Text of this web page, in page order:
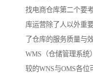
找电商仓库第二个要
库运营除了人以外重
了仓库的服务质量与
WMS（仓储管理系统
较的WNS与OMS各